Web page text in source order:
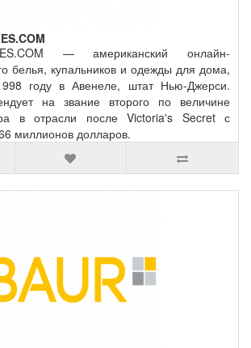
— американский онлайн-
белья, купальников и одежды для дома,
году в Авенеле, штат Нью-Джерси.
на звание второго по величине
в отрасли после Victoria's Secret с
миллионов долларов.